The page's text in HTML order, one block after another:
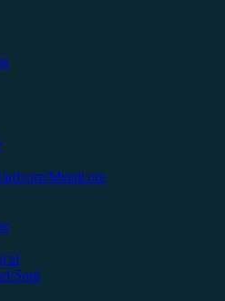
Metalcore
Soul